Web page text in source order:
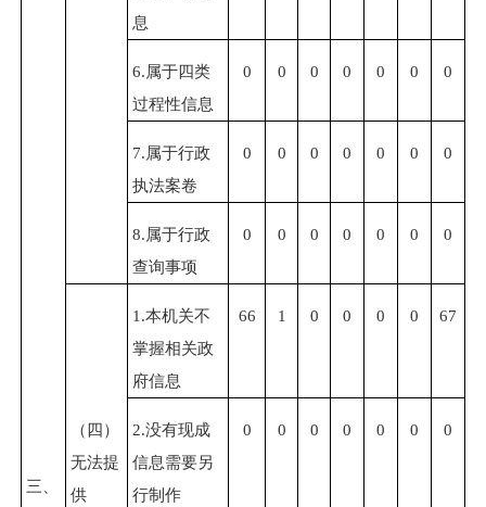
三、
息
6.属于四类
过程性信息
0 0 0 0 0 0 0
7.属于行政
执法案卷
0 0 0 0 0 0 0
8.属于行政
查询事项
0 0 0 0 0 0 0
（四）
无法提
供
1.本机关不
掌握相关政
府信息
66 1 0 0 0 0 67
2.没有现成
信息需要另
行制作
0 0 0 0 0 0 0